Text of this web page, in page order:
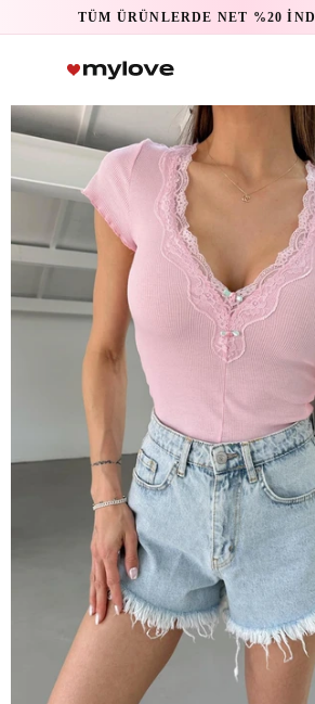
TÜM ÜRÜNLERDE NET %20